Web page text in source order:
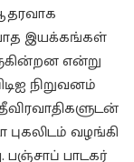
இயக்கங்கள்
என்று
நிறுவனம்
வழங்கி
பஞ்சாப் பாடகர்